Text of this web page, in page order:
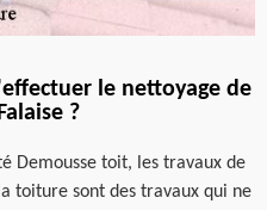
le nettoyage de
?
Demousse toit, les travaux de
toiture sont des travaux qui ne